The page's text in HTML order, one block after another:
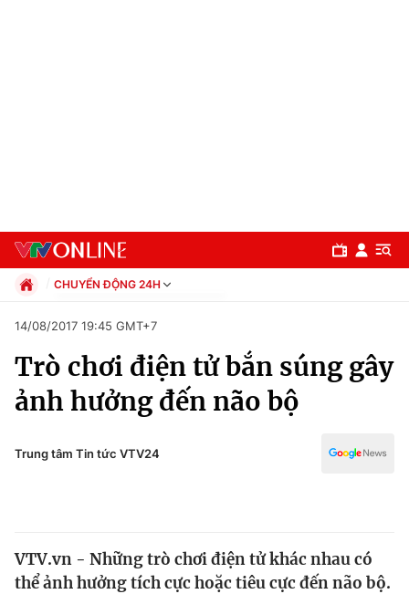
Chuyên mục
Chính trị
Xã hội
Y tế
CHUYỂN ĐỘNG 24H
Xã hội
Pháp luật
Thể thao
Văn hóa - Giải trí
Giáo dục
14/08/2017 19:45 GMT+7
Trò chơi điện tử bắn súng gây
ảnh hưởng đến não bộ
Trung tâm Tin tức VTV24
VTV.vn - Những trò chơi điện tử khác nhau có
thể ảnh hưởng tích cực hoặc tiêu cực đến não bộ.